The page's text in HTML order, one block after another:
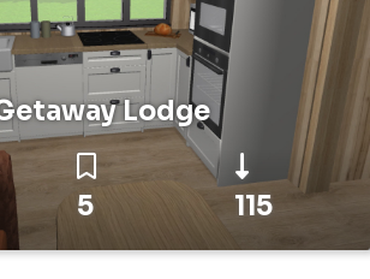
Lodge
5 115